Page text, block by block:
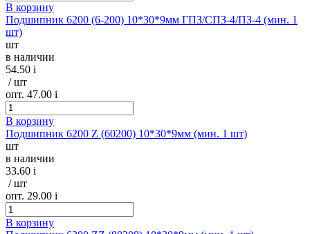
В корзину
Подшипник 6200 (6-200) 10*30*9мм ГПЗ/СПЗ-4/ПЗ-4 (мин. 1
шт)
шт
в наличии
54.50 i
/ шт
опт. 47.00 i
В корзину
Подшипник 6200 Z (60200) 10*30*9мм (мин. 1 шт)
шт
в наличии
33.60 i
/ шт
опт. 29.00 i
В корзину